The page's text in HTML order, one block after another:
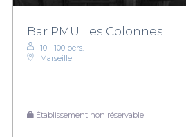
Bar PMU Les Colonnes
10 - 100 pers.
Marseille
Établissement non réservable